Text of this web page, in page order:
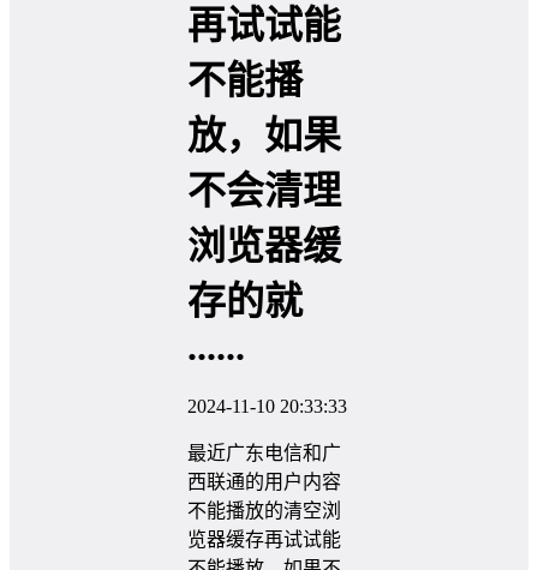
再试试能
不能播
放，如果
不会清理
浏览器缓
存的就
......
2024-11-10 20:33:33
最近广东电信和广
西联通的用户内容
不能播放的清空浏
览器缓存再试试能